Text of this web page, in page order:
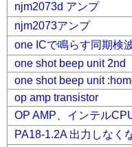
njm2073d アンプ
njm2073アンプ
one ICで鳴らす同期検
one shot beep unit 2nd
one shot beep unit
op amp transistor
OP AMP、インテル
PA18-1.2A 出力しなく